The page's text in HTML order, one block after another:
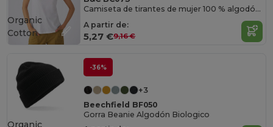
Camiseta de tirantes de mujer 100 % algodón orgánico
A partir de:
5,27 €9,16 €
Organic
Cotton
-36%
+3
Beechfield BF050
Gorra Beanie Algodón Biologico
Organic